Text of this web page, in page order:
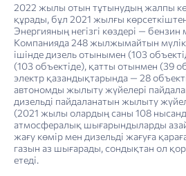
2022 жылы отын тұтынудың жалпы
құрады, бұл 2021 жылғы
Энергияның негізгі көздері —
Компанияда 248 жылжымайтын мүлік
ішінде дизель отынымен (103
(103 объектіде), қатты отынмен (39
электр қазандықтарында — 28
автономды жылыту жүйелері
дизельді пайдаланатын жылыту
(2021 жылы олардың саны 108
атмосфералық шығарындыларды
жағу көмір мен дизельді жағуға
газын аз шығарады, сондықтан ол
етеді.